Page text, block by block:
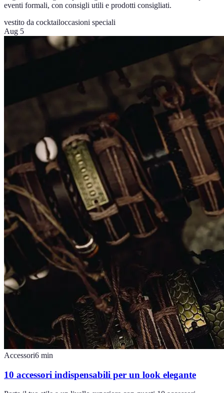
eventi formali, con consigli utili e prodotti consigliati.
vestito da cocktailoccasioni speciali
Aug 5
Accessori6 min
10 accessori indispensabili per un look elegante